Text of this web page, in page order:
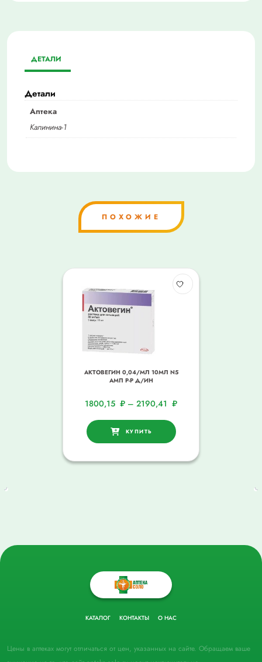
мг
ДЕТАЛИ
Детали
Аптека
Калинина-1
ПОХОЖИЕ
АКТОВЕГИН 0,04/МЛ 10МЛ N5
АМП Р-Р Д/ИН
1800,15 ₽ – 2190,41 ₽
КУПИТЬ
КАТАЛОГ КОНТАКТЫ О НАС
Цены в аптеках могут отличаться от цен, указанных на сайте. Обращаем ваше